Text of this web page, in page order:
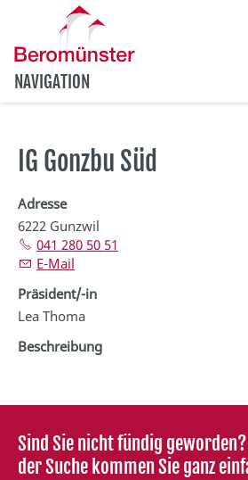
NAVIGATION
IG Gonzbu Süd
Adresse
6222 Gunzwil
041 280 50 51
E-Mail
Präsident/-in
Lea Thoma
Beschreibung
Sind Sie nicht fündig
der Suche kommen Sie ganz